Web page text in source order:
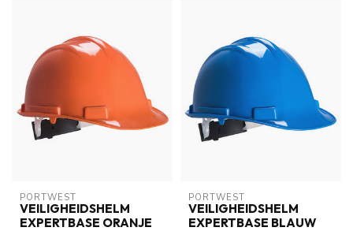
PORTWEST
VEILIGHEIDSHELM
EXPERTBASE ORANJE
PORTWEST
VEILIGHEIDSHELM
EXPERTBASE BLAUW